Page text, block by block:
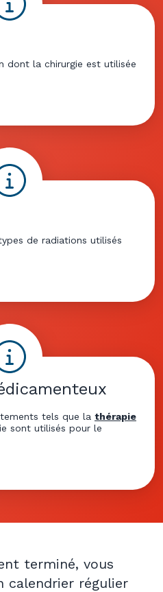
dont la chirurgie est utilisée
de radiations utilisés
tels que la thérapie
sont utilisés pour le
terminé, vous
calendrier régulier